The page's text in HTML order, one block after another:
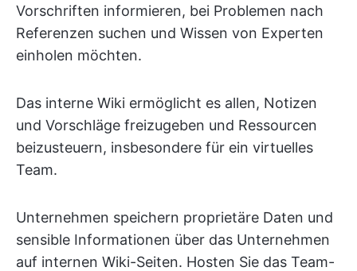
Vorschriften informieren, bei Problemen nach
Referenzen suchen und Wissen von Experten
einholen möchten.
Das interne Wiki ermöglicht es allen, Notizen
und Vorschläge freizugeben und Ressourcen
beizusteuern, insbesondere für ein virtuelles
Team.
Unternehmen speichern proprietäre Daten und
sensible Informationen über das Unternehmen
auf internen Wiki-Seiten. Hosten Sie das Team-